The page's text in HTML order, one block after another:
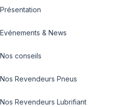
Présentation
Evénements & News
Nos conseils
Nos Revendeurs Pneus
Nos Revendeurs Lubrifiant